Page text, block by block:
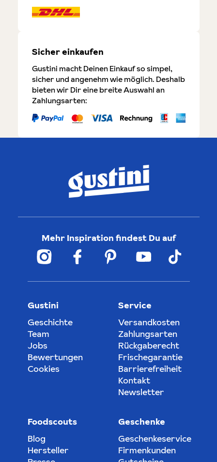
Sicher einkaufen
Gustini macht Deinen Einkauf so simpel,
sicher und angenehm wie möglich. Deshalb
bieten wir Dir eine breite Auswahl an
Zahlungsarten:
Mehr Inspiration findest Du auf
Gustini
Geschichte
Team
Jobs
Bewertungen
Cookies
Service
Versandkosten
Zahlungsarten
Rückgaberecht
Frischegarantie
Barrierefreiheit
Kontakt
Newsletter
Foodscouts
Blog
Hersteller
Geschenke
Geschenkeservice
Firmenkunden